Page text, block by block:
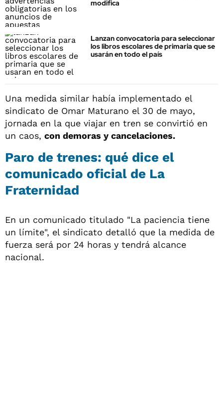
modifica
Lanzan convocatoria para seleccionar
los libros escolares de primaria que se
usarán en todo el país
Una medida similar había implementado el
sindicato de Omar Maturano el 30 de mayo,
jornada en la que viajar en tren se convirtió en
un caos, con demoras y cancelaciones.
Paro de trenes: qué dice el
comunicado oficial de La
Fraternidad
En un comunicado titulado "La paciencia tiene
un límite", el sindicato detalló que la medida de
fuerza será por 24 horas y tendrá alcance
nacional.